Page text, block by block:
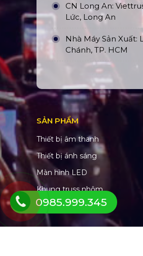
CN Long An:
Lức, Long An
Nhà Máy Sản Xuất:
Chánh, TP. HCM
SẢN PHẨM
Thiết bị âm thanh
Thiết bị ánh sáng
Màn hình LED
Khung truss nhôm
Sân khấu di động
0985.999.345